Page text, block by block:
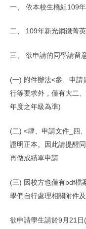
一、 依本校生橋組109
二、 109年新光鋼鐵菁
三、 欲申請的同學請留
(一) 附件辦法<參、申請
行等要求外，僅有大二
年度之年級為準)
(二) <肆、申請文件_四
證明正本。因此請提醒
再做成績單申請
(三) 因校方也僅有pdf檔
學們自行處理相關附件
欲申請學生請於9月21